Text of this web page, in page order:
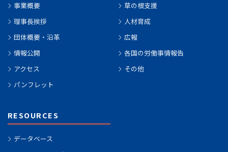
事業概要
理事長挨拶
団体概要・沿革
情報公開
アクセス
パンフレット
草の根支援
人材育成
広報
各国の労働事情報告
その他
RESOURCES
データベース